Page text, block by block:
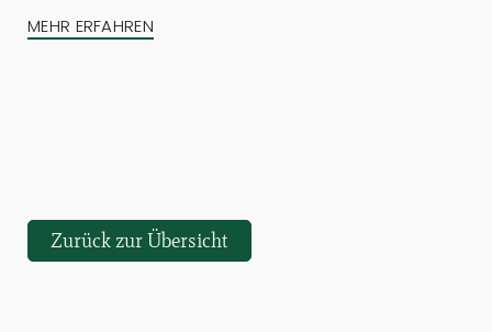
MEHR ERFAHREN
Zurück zur Übersicht